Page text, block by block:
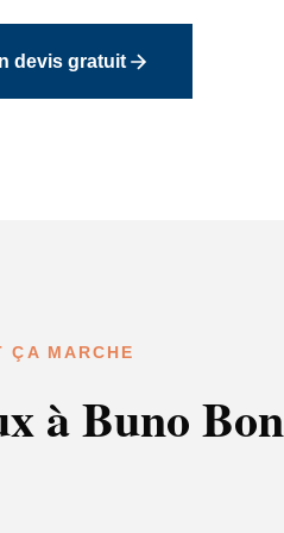
devis gratuit
ÇA MARCHE
à Buno